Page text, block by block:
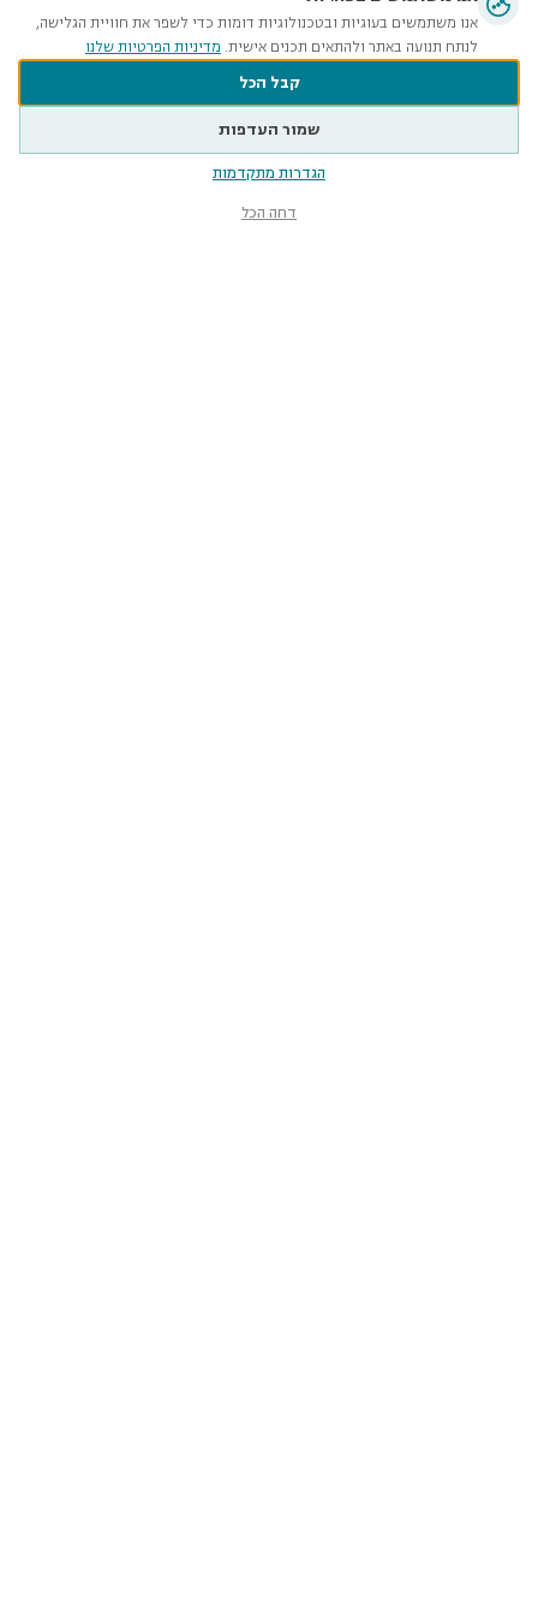
אנו משתמשים בעוגיות ובטכנולוגיות דומות כדי לשפר את חוויית הגלישה,
לנתח תנועה באתר ולהתאים תכנים אישית. מדיניות הפרטיות שלנו
קבל הכל
שמור העדפות
הגדרות מתקדמות
דחה הכל